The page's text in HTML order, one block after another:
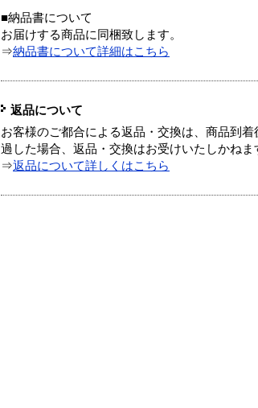
■納品書について
お届けする商品に同梱致します。
⇒納品書について詳細はこちら
返品について
お客様のご都合による返品・交換は、商品到
過した場合、返品・交換はお受けいたしかねま
⇒返品について詳しくはこちら